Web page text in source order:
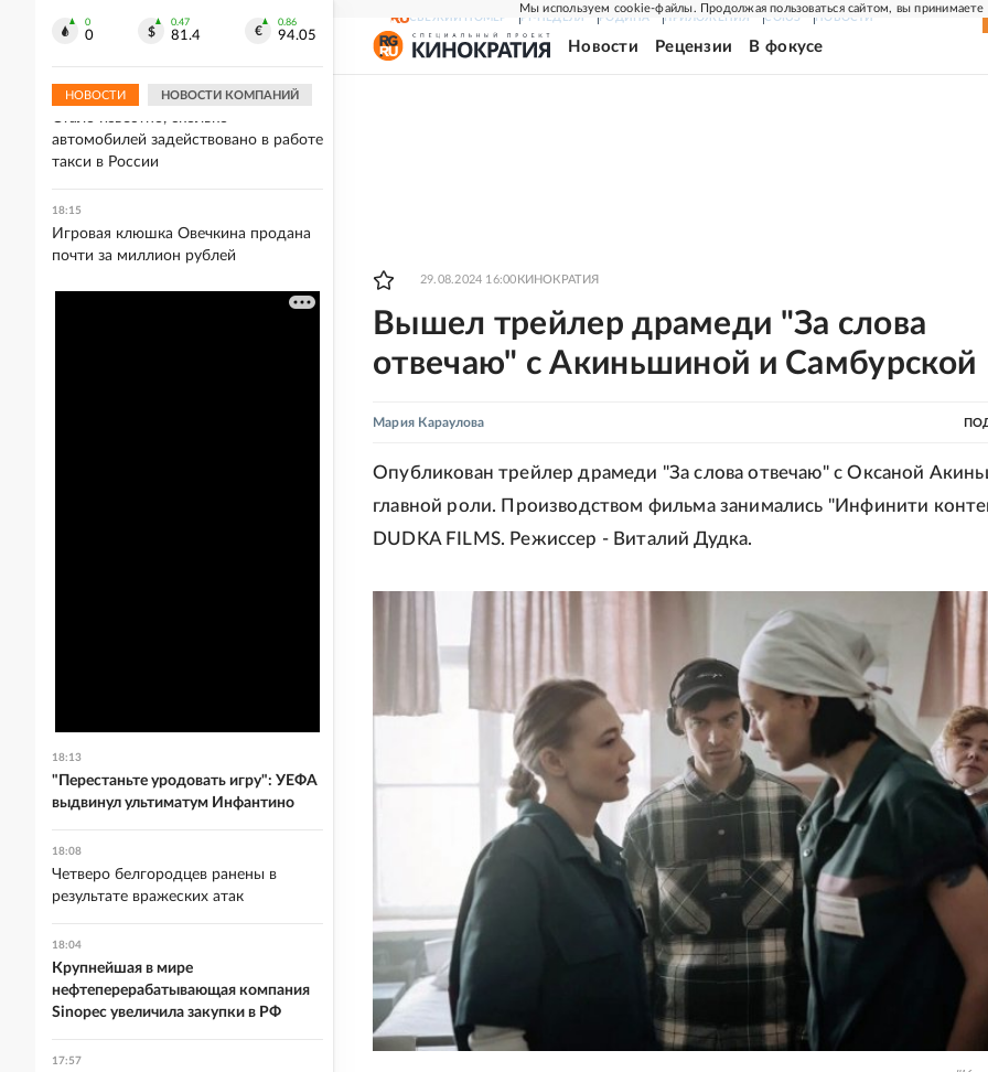
Мы используем cookie-файлы. Продолжая пользоваться сайтом, вы принимаете
СВЕЖИЙ НОМЕР РГ-НЕДЕЛЯ РОДИНА ПРИЛОЖЕНИЯ СОЮЗ НОВОСТИ
Новости Рецензии В фокусе
29.08.2024 16:00 КИНОКРАТИЯ
Вышел трейлер драмеди "За слова
отвечаю" с Акиньшиной и Самбурской
Мария Караулова
Опубликован трейлер драмеди "За слова отвечаю" с Оксаной
главной роли. Производством фильма занимались "Инфинити
DUDKA FILMS. Режиссер - Виталий Дудка.
0
0
0.47
81.4
0.86
94.05
НОВОСТИ НОВОСТИ КОМПАНИЙ
парламента Армении о
18:15
Стало известно, сколько
автомобилей задействовано в работе
такси в России
18:15
Игровая клюшка Овечкина продана
почти за миллион рублей
18:13
"Перестаньте уродовать игру": УЕФА
выдвинул ультиматум Инфантино
18:08
Четверо белгородцев ранены в
результате вражеских атак
18:04
Крупнейшая в мире
нефтеперерабатывающая компания
Sinopec увеличила закупки в РФ
17:57